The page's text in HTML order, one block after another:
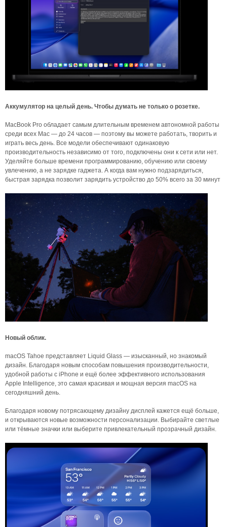
Аккумулятор на целый день. Чтобы думать не только о розетке.
MacBook Pro обладает самым длительным временем автономной работы
среди всех Mac — до 24 часов — поэтому вы можете работать, творить и
играть весь день. Все модели обеспечивают одинаковую
производительность независимо от того, подключены они к сети или нет.
Уделяйте больше времени программированию, обучению или своему
увлечению, а не зарядке гаджета. А когда вам нужно подзарядиться,
быстрая зарядка позволит зарядить устройство до 50% всего за 30 минут
Новый облик.
macOS Tahoe представляет Liquid Glass — изысканный, но знакомый
дизайн. Благодаря новым способам повышения производительности,
удобной работы с iPhone и ещё более эффективного использования
Apple Intelligence, это самая красивая и мощная версия macOS на
сегодняшний день.
Благодаря новому потрясающему дизайну дисплей кажется ещё больше,
и открываются новые возможности персонализации. Выбирайте светлые
или тёмные значки или выберите привлекательный прозрачный дизайн.